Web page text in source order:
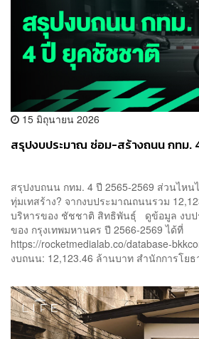
15 มิถุนายน 2026
สรุปงบประมาณ ซ่อม-สร้างถนน กทม.
สรุปงบถนน กทม. 4 ปี 2565-2569 ส่วนไหน
ทุ่มเทสร้าง? จากงบประมาณถนนรวม
บริหารของ ชัชชาติ สิทธิพันธุ์ ดูข้อมูล งบป
ของ กรุงเทพมหานคร ปี 2566-2569 ได้ที่
https://rocketmedialab.co/database-
งบถนน: 12,123.46 ล้านบาท สำนักการโยธ